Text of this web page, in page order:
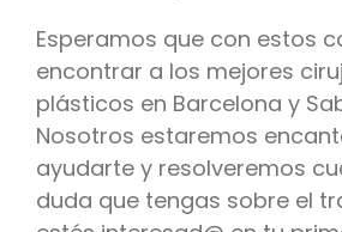
Esperamos que con estos
encontrar a los mejores
plásticos en Barcelona y
Nosotros estaremos
ayudarte y resolveremos
duda que tengas sobre el